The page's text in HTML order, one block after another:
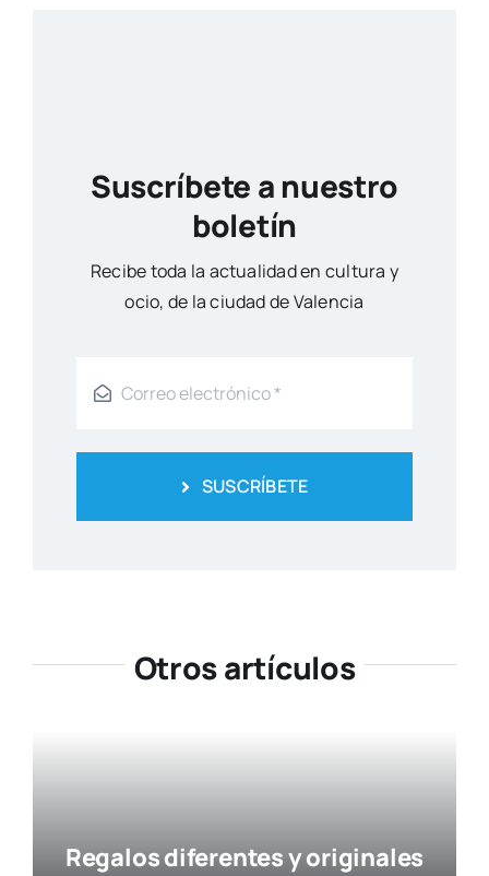
Suscríbete a nuestro
boletín
Reci­be toda la actua­li­dad en cul­tu­ra y
ocio, de la ciu­dad de Valen­cia
SUSCRÍBETE
Otros artículos
Regalos diferentes y originales